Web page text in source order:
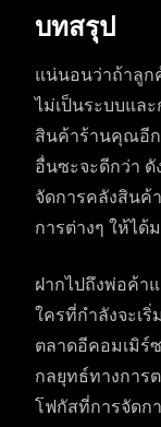
บทสรุป
แน่นอนว่าถ้าลูก
ไม่เป็นระบบแล
สินค้าร้านคุณอี
อื่นซะจะดีกว่า ดั
จัดการคลังสินค้
การต่างๆ ให้ได้
ฝากไปถึงพ่อค้า
ใครที่กำลังจะเ
ตลาดอีคอมเมิร์
กลยุทธ์ทางการ
โฟกัสที่การจัดก